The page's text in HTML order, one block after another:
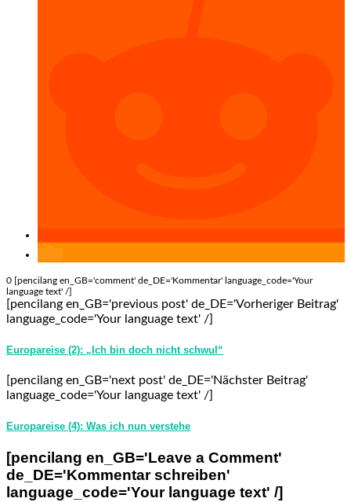
0 [pencilang en_GB='comment' de_DE='Kommentar' language_code='Your
language text' /]
[pencilang en_GB='previous post' de_DE='Vorheriger Beitrag'
language_code='Your language text' /]
Europareise (2): „Ich bin doch nicht schwul“
[pencilang en_GB='next post' de_DE='Nächster Beitrag'
language_code='Your language text' /]
Europareise (4): Was ich nun verstehe
[pencilang en_GB='Leave a Comment'
de_DE='Kommentar schreiben'
language_code='Your language text' /]